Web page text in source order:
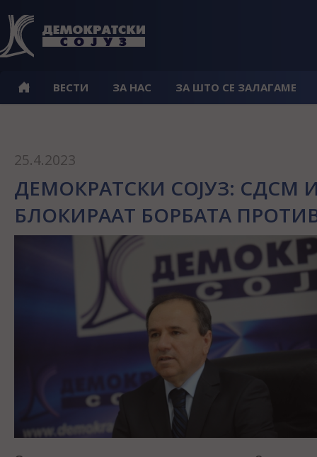
ВЕСТИ ЗА НАС ЗА ШТО СЕ ЗАЛАГАМЕ
25.4.2023
ДЕМОКРАТСКИ СОЈУЗ: СДСМ
БЛОКИРААТ БОРБАТА